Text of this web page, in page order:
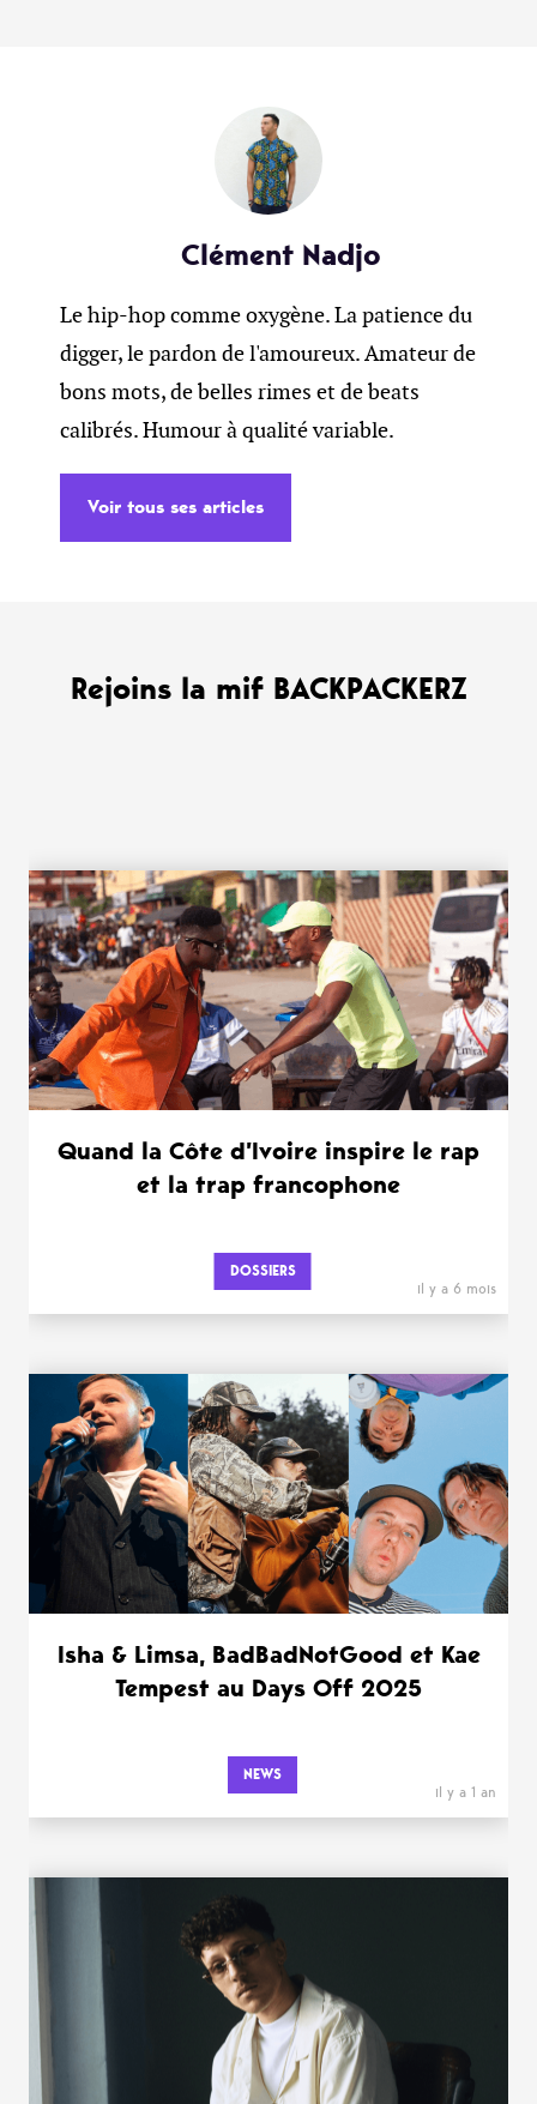
Clément Nadjo
Le hip-hop comme oxygène. La patience du
digger, le pardon de l'amoureux. Amateur de
bons mots, de belles rimes et de beats
calibrés. Humour à qualité variable.
Voir tous ses articles
Rejoins la mif BACKPACKERZ
WANT MORE ?
Quand la Côte d’Ivoire inspire le rap
et la trap francophone
DOSSIERS
il y a 6 mois
Isha & Limsa, BadBadNotGood et Kae
Tempest au Days Off 2025
NEWS
il y a 1 an